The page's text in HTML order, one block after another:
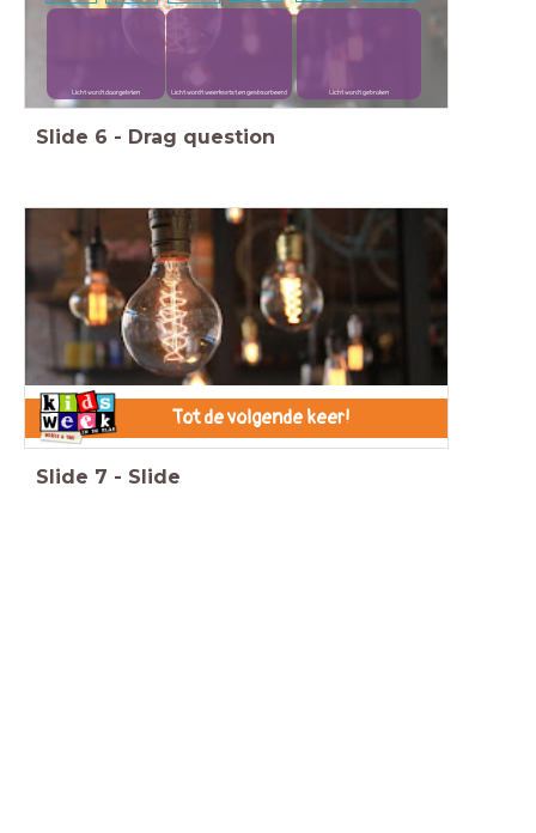
Licht wordt doorgelaten Licht wordt weerkaatst en geabsorbeerd Licht wordt gebroken
Slide 6 - Drag question
Tot de volgende keer!
Slide 7 - Slide